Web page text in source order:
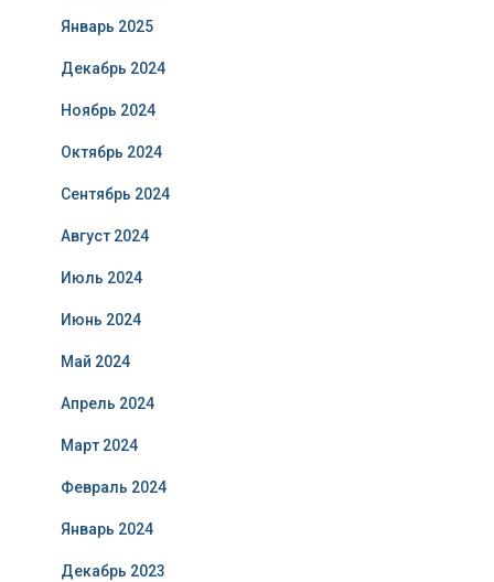
Январь 2025
Декабрь 2024
Ноябрь 2024
Октябрь 2024
Сентябрь 2024
Август 2024
Июль 2024
Июнь 2024
Май 2024
Апрель 2024
Март 2024
Февраль 2024
Январь 2024
Декабрь 2023